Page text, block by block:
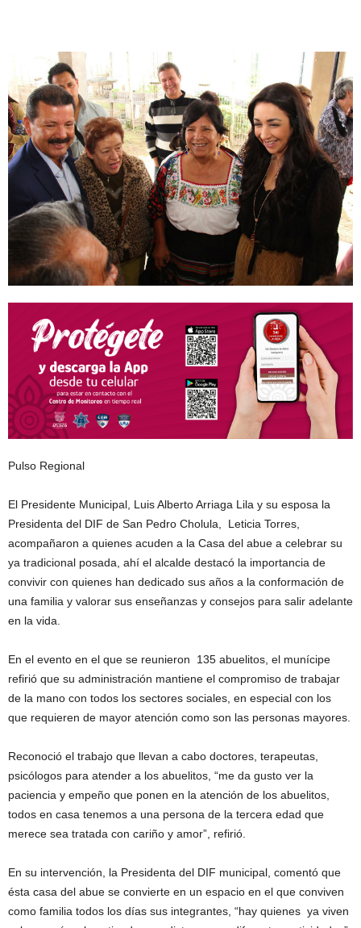
Pulso Regional
El Presidente Municipal, Luis Alberto Arriaga Lila y su esposa la
Presidenta del DIF de San Pedro Cholula, Leticia Torres,
acompañaron a quienes acuden a la Casa del abue a celebrar su
ya tradicional posada, ahí el alcalde destacó la importancia de
convivir con quienes han dedicado sus años a la conformación de
una familia y valorar sus enseñanzas y consejos para salir adelante
en la vida.
En el evento en el que se reunieron 135 abuelitos, el munícipe
refirió que su administración mantiene el compromiso de trabajar
de la mano con todos los sectores sociales, en especial con los
que requieren de mayor atención como son las personas mayores.
Reconoció el trabajo que llevan a cabo doctores, terapeutas,
psicólogos para atender a los abuelitos, “me da gusto ver la
paciencia y empeño que ponen en la atención de los abuelitos,
todos en casa tenemos a una persona de la tercera edad que
merece sea tratada con cariño y amor”, refirió.
En su intervención, la Presidenta del DIF municipal, comentó que
ésta casa del abue se convierte en un espacio en el que conviven
como familia todos los días sus integrantes, “hay quienes ya viven